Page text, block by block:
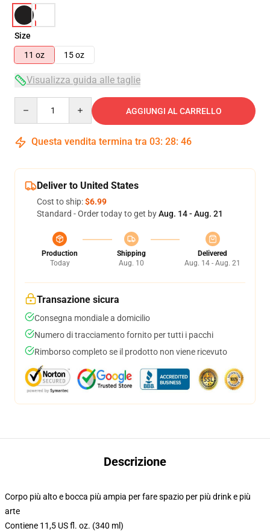
Size
11 oz
15 oz
Visualizza guida alle taglie
AGGIUNGI AL CARRELLO
Questa vendita termina tra 03: 28: 45
Deliver to United States
Cost to ship:$6.99
Standard - Order today to get byAug. 14 - Aug. 21
Production
Today
Shipping
Aug. 10
Delivered
Aug. 14 - Aug. 21
Transazione sicura
Consegna mondiale a domicilio
Numero di tracciamento fornito per tutti i pacchi
Rimborso completo se il prodotto non viene ricevuto
Descrizione
Corpo più alto e bocca più ampia per fare spazio per più drink e più
arte
Contiene 11,5 US fl. oz. (340 ml)